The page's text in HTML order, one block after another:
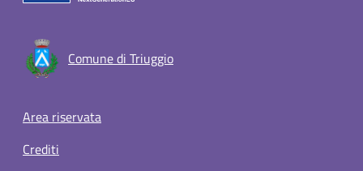
Comune di Triuggio
Footer menu
Area riservata
Crediti